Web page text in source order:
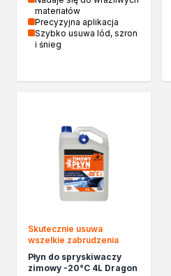
Środki czyszczące
Malowanie, ochrona i
Bejce
Masy szpachlowe do drewna
Lakiery dekoracyjne
Żywica epoksydowa
Farby żaroodporne
Chemia gospodarcza
Preparaty udrażniające
Środki czyszczące
Chemia motoryzacyjna
materiałów
Precyzyjna aplikacja
Szybko usuwa lód, szron
i śnieg
Skutecznie usuwa
wszelkie zabrudzenia
Płyn do spryskiwaczy
zimowy -20°C 4L Dragon